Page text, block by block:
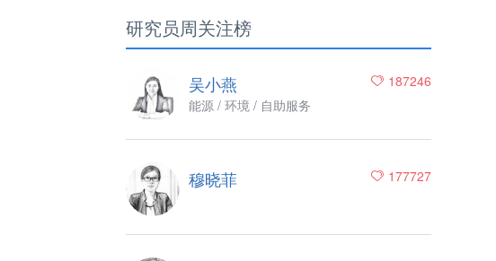
研究员周关注榜
187246
吴小燕
能源 / 环境 / 自助服务
177727
穆晓菲